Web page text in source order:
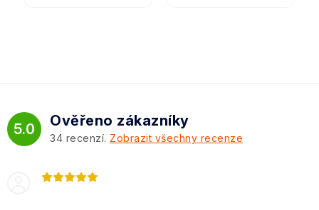
5.0 Ověřeno zákazníky
34 recenzí. Zobrazit všechny recenze